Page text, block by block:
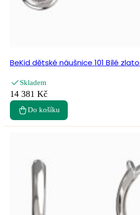
BeKid dětské náušnice 101 Bílé
Skladem
14 381 Kč
Do košíku